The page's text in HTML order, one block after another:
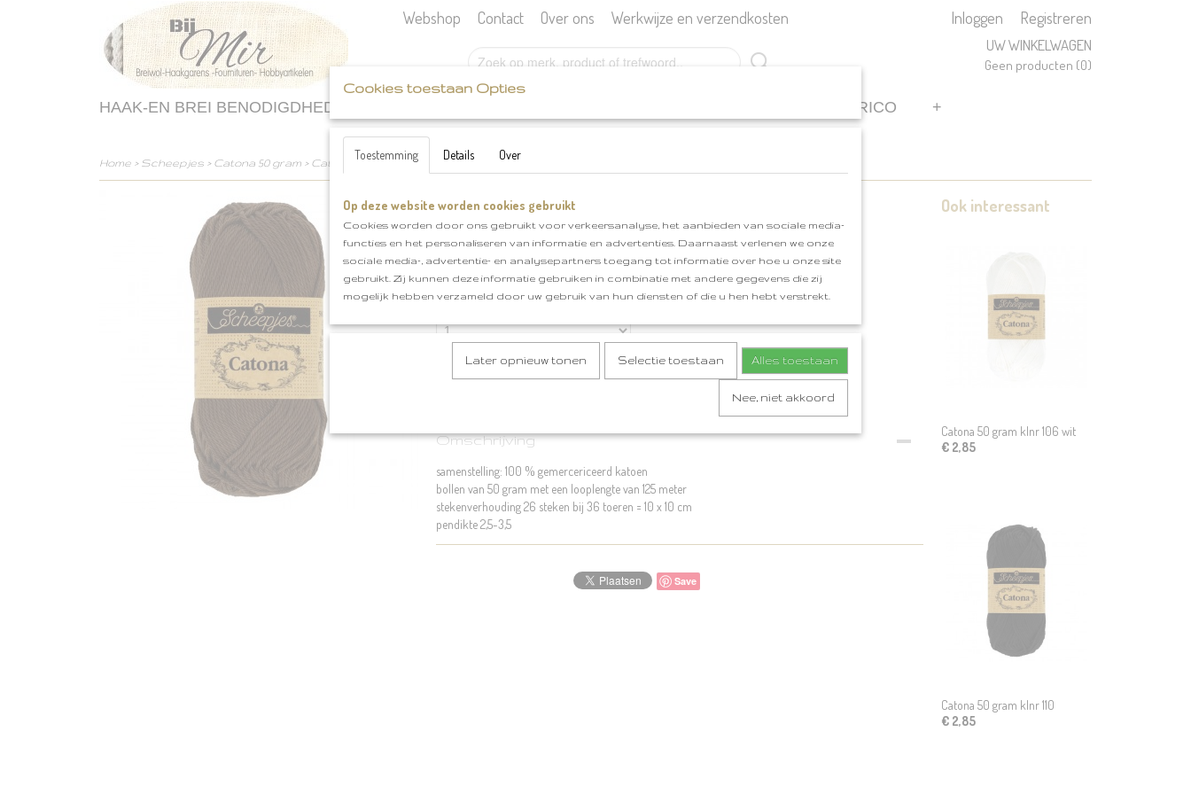
Webshop Contact Over ons Werkwijze en verzendkosten Inloggen Registreren
UW WINKELWAGEN
Geen producten (0)
HAAK-EN BREI BENODIGDHEDEN RICO +
Home > Scheepjes > Catona 50 gram > Catona 50 gram klnr 162
Catona 50 gram klnr 162
€ 2,85 (inclusief btw 21%)
✓Op voorraad
Aantal
Omschrijving
samenstelling: 100 % gemercericeerd katoen
bollen van 50 gram met een looplengte van 125 meter
stekenverhouding 26 steken bij 36 toeren = 10 x 10 cm
pendikte 2,5-3,5
Save
Ook interessant
Catona 50 gram klnr 106 wit
€ 2,85
Catona 50 gram klnr 110
€ 2,85
Cookies toestaan Opties
Toestemming Details Over
Op deze website worden cookies gebruikt
Cookies worden door ons gebruikt voor verkeersanalyse, het aanbieden van sociale media-
functies en het personaliseren van informatie en advertenties. Daarnaast verlenen we onze
sociale media-, advertentie- en analysepartners toegang tot informatie over hoe u onze site
gebruikt. Zij kunnen deze informatie gebruiken in combinatie met andere gegevens die zij
mogelijk hebben verzameld door uw gebruik van hun diensten of die u hen hebt verstrekt.
Later opnieuw tonen Selectie toestaan Alles toestaan
Nee, niet akkoord